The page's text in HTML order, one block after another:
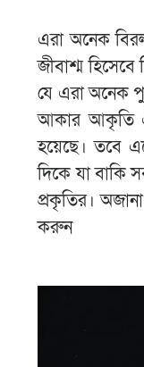
এরা অনেক
জীবাশ্ম
যে এরা অনেক
আকার আকৃতি
হয়েছে। তবে
দিকে যা বাকি
প্রকৃতির। অজানা
করুন